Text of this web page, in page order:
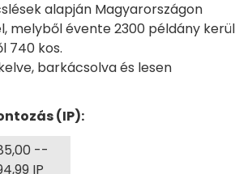
alapján Magyarországon
melyből évente 2300 példány kerül
740 kos.
barkácsolva és lesen
(IP):
-­
IP